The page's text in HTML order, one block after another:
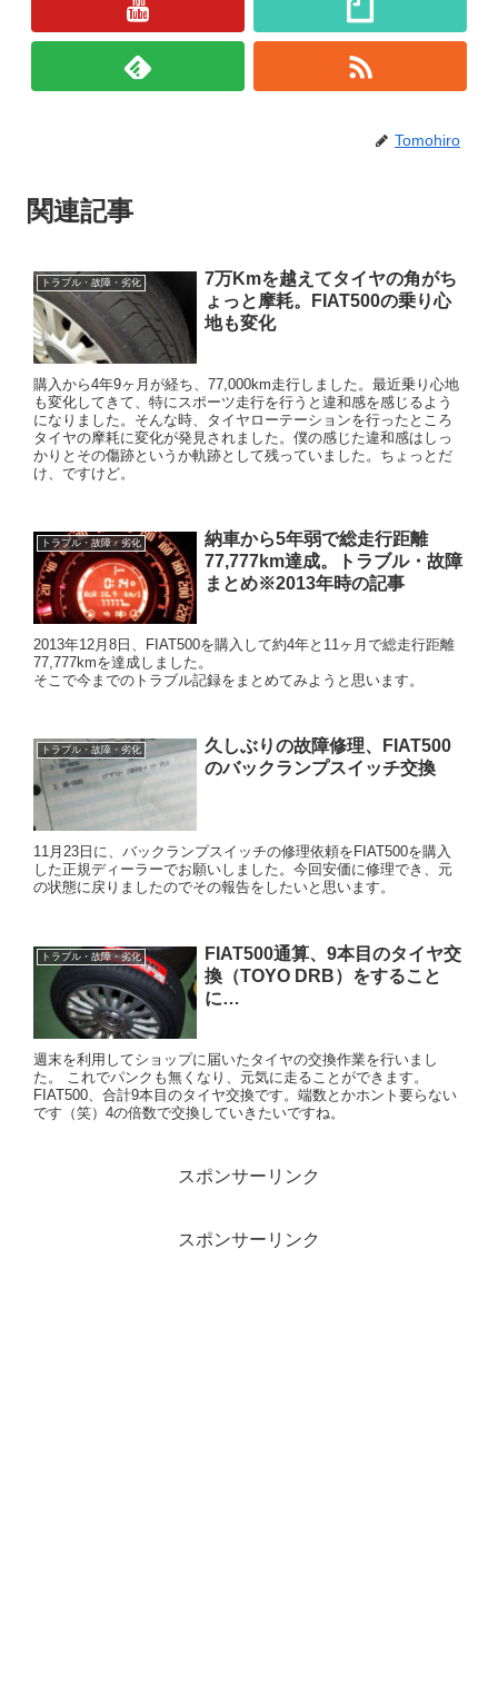
Tomohiro
関連記事
トラブル・故障・劣化
7万Kmを越えてタイヤの角がち
ょっと摩耗。FIAT500の乗り心
地も変化
購入から4年9ヶ月が経ち、77,000km走行しました。最近乗り心地
も変化してきて、特にスポーツ走行を行うと違和感を感じるよう
になりました。そんな時、タイヤローテーションを行ったところ
タイヤの摩耗に変化が発見されました。僕の感じた違和感はしっ
かりとその傷跡というか軌跡として残っていました。ちょっとだ
け、ですけど。
トラブル・故障・劣化
納車から5年弱で総走行距離
77,777km達成。トラブル・故障
まとめ※2013年時の記事
2013年12月8日、FIAT500を購入して約4年と11ヶ月で総走行距離
77,777kmを達成しました。
そこで今までのトラブル記録をまとめてみようと思います。
トラブル・故障・劣化
久しぶりの故障修理、FIAT500
のバックランプスイッチ交換
11月23日に、バックランプスイッチの修理依頼をFIAT500を購入
した正規ディーラーでお願いしました。今回安価に修理でき、元
の状態に戻りましたのでその報告をしたいと思います。
トラブル・故障・劣化
FIAT500通算、9本目のタイヤ交
換（TOYO DRB）をすること
に…
週末を利用してショップに届いたタイヤの交換作業を行いまし
た。 これでパンクも無くなり、元気に走ることができます。
FIAT500、合計9本目のタイヤ交換です。端数とかホント要らない
です（笑）4の倍数で交換していきたいですね。
スポンサーリンク
スポンサーリンク